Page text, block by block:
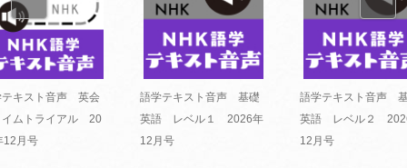
テキスト音声 英会
イムトライアル 20
12月号
語学テキスト音声 基礎
英語 レベル１ 2026年
12月号
語学テキスト音声
英語 レベル２
12月号